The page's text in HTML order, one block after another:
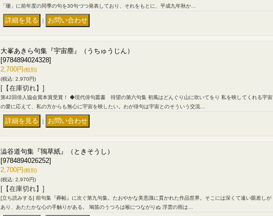
「珊」に前年度の同季の句を30句づつ発表しており、それをもとに、平成九年秋か…
｜
大峯あきら句集『宇宙塵』（うちゅうじん）
[9784894024328]
2,700円(税別)
(税込: 2,970円)
[【在庫切れ】]
第42回俳人協会賞本賞受賞！ ◆現代俳句叢書 待望の第六句集 初風はどんぐり山に吹いてをり 私を映してくれる宇宙
の愛に応えて、私の方からも無心に宇宙を映したい。わが俳句は宇宙とのそういう交流…
｜
澁谷道句集『鴇草紙』（ときそうし）
[9784894026252]
2,700円(税別)
(税込: 2,970円)
[【在庫切れ】]
[立ち読みする] 前句集『葬帖』に次ぐ第九句集。たおやかな美意識に貫かれた作品世界。そこには深くて遠い眼差しが
あり、あたたかな心の手触りがある。 鳩笛のうつろは喉につながりぬ 浮雲の雨は…